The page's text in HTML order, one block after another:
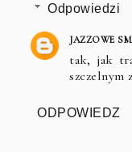
Odpowiedzi
JAZZOWE
tak, jak
szczelnym
ODPOWIEDZ